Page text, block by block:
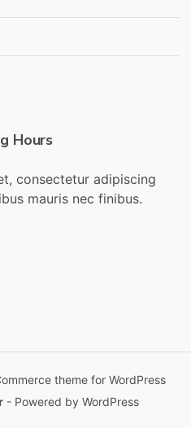
Hours
consectetur adipiscing
mauris nec finibus.
theme for WordPress
- Powered by WordPress